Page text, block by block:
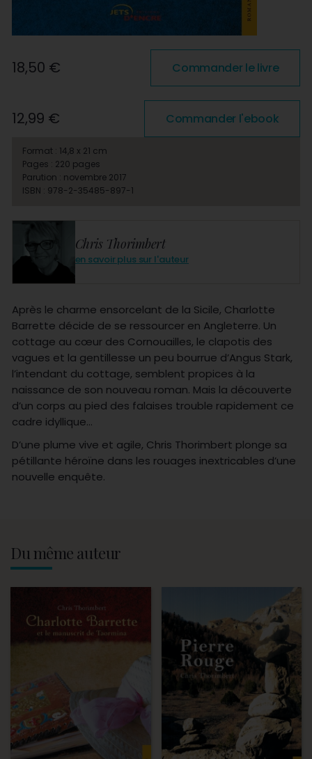
Chris Thorimbert
en savoir plus sur l'auteur
Après le charme ensorcelant de la Sicile, Charlotte
Barrette décide de se ressourcer en Angleterre. Un
cottage au cœur des Cornouailles, le clapotis des
vagues et la gentillesse un peu bourrue d’Angus Stark,
l’intendant du cottage, semblent propices à la
naissance de son nouveau roman. Mais la découverte
d’un corps au pied des falaises trouble rapidement ce
cadre idyllique…
D’une plume vive et agile, Chris Thorimbert plonge sa
pétillante héroïne dans les rouages inextricables d’une
nouvelle enquête.
18,50 € Commander le livre
12,99 € Commander l'ebook
Format : 14,8 x 21 cm
Pages : 220 pages
Parution : novembre 2017
ISBN : 978-2-35485-897-1
Du même auteur